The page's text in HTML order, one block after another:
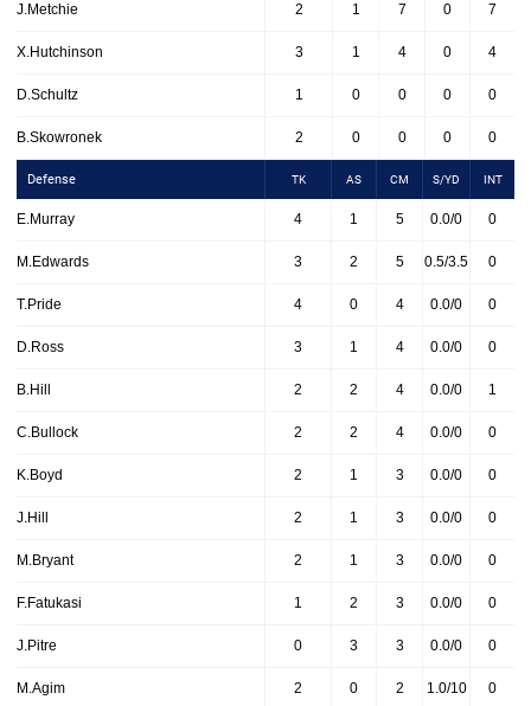
J.Metchie 2 1 7 0 7
X.Hutchinson 3 1 4 0 4
D.Schultz 1 0 0 0 0
B.Skowronek 2 0 0 0 0
Defense TK AS CM S/YD INT
E.Murray 4 1 5 0.0/0 0
M.Edwards 3 2 5 0.5/3.5 0
T.Pride 4 0 4 0.0/0 0
D.Ross 3 1 4 0.0/0 0
B.Hill 2 2 4 0.0/0 1
C.Bullock 2 2 4 0.0/0 0
K.Boyd 2 1 3 0.0/0 0
J.Hill 2 1 3 0.0/0 0
M.Bryant 2 1 3 0.0/0 0
F.Fatukasi 1 2 3 0.0/0 0
J.Pitre 0 3 3 0.0/0 0
M.Agim 2 0 2 1.0/10 0